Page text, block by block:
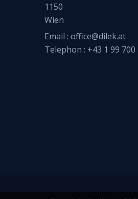
1150
Wien
Email : office@dilek.at
Telephon : +43 1 99 700